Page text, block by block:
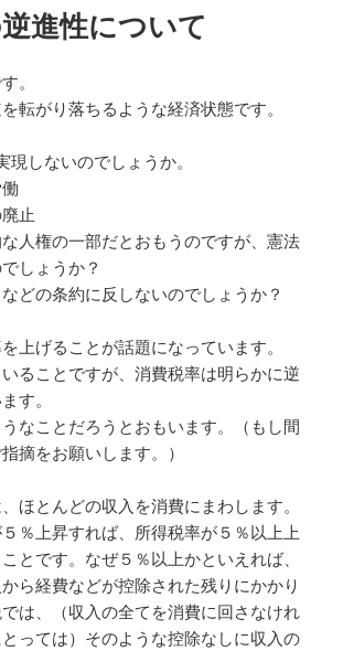
ー 進性について
。
転がり落ちるような経済状態です。
現しないのでしょうか。
止
人権の一部だとおもうのですが、憲法
しょうか？
どの条約に反しないのでしょうか？
上げることが話題になっています。
ることですが、消費税率は明らかに逆
す。
なことだろうとおもいます。（もし間
摘をお願いします。）
ほとんどの収入を消費にまわします。
％上昇すれば、所得税率が５％以上上
とです。なぜ５％以上かといえれば、
ら経費などが控除された残りにかかり
は、（収入の全てを消費に回さなけれ
っては）そのような控除なしに収入の